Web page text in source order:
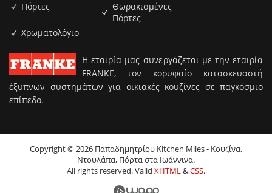
Πόρτες
Θωρακισμένες
Πόρτες
Χρωματολόγιο
H εταιρία μας συνεργάζεται με την εταιρία
FRANKE, τον κορυφαίο κατασκευαστή
έξυπνων συστημάτων για οικιακές κουζίνες σε παγκόσμιο
επίπεδο.
Copyright © 2026 Παπαδημητρίου Kitchen Miles - Κουζίνα,
Ντουλάπα, Πόρτα στα Ιωάννινα.
All rights reserved. Valid XHTML&CSS.